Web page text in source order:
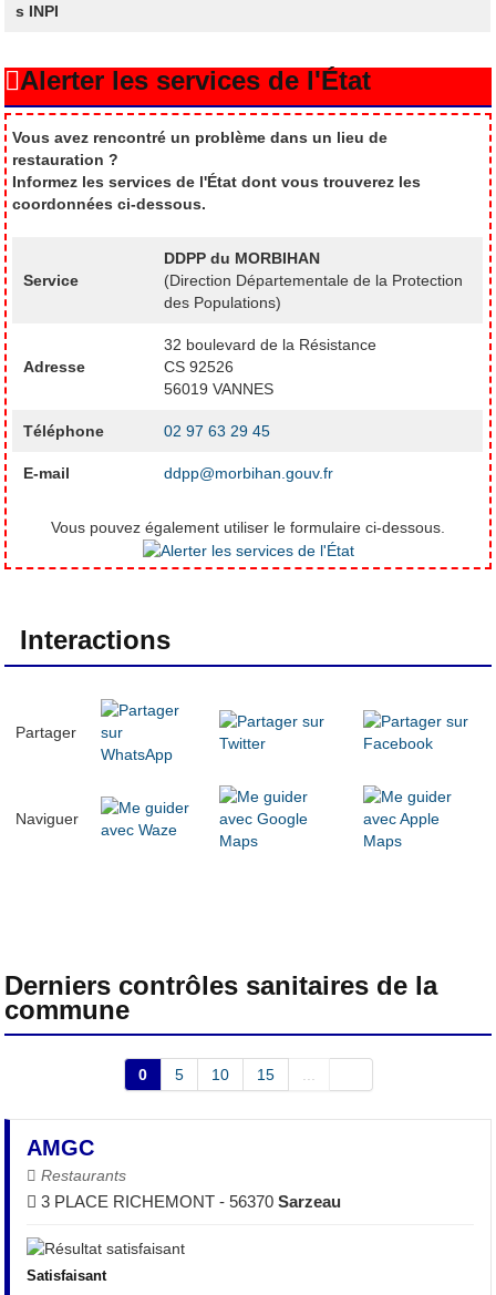
s INPI
Alerter les services de l'État
Vous avez rencontré un problème dans un lieu de
restauration ?
Informez les services de l'État dont vous trouverez les
coordonnées ci-dessous.
Service
DDPP du MORBIHAN
(Direction Départementale de la Protection
des Populations)
Adresse
32 boulevard de la Résistance
CS 92526
56019 VANNES
Téléphone 02 97 63 29 45
E-mail ddpp@morbihan.gouv.fr
Vous pouvez également utiliser le formulaire ci-dessous.
Interactions
Partager
Naviguer
Derniers contrôles sanitaires de la
commune
0 5 10 15
AMGC
Restaurants
3 PLACE RICHEMONT - 56370Sarzeau
Satisfaisant